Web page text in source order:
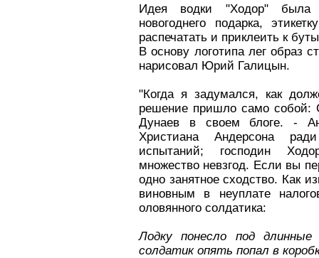
Идея водки "Ходор" была
новогоднего подарка,
распечатать и приклеить к
В основу логотипа лег образ
нарисовал Юрий Галицын.
"Когда я задумался, как
решение пришло само собой:
Дунаев в своем блоге. -
Христиана Андерсона
испытаний; господин
множество невзгод. Если вы
одно занятное сходство. Как
виновным в неуплате
оловянного солдатика:
Лодку понесло под
солдатик опять попал в